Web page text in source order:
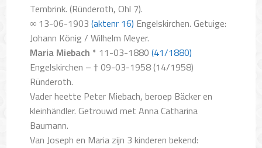
Tembrink. (Ründeroth, Ohl 7).
∞ 13-06-1903(aktenr 16) Engelskirchen. Getuige:
Johann König / Wilhelm Meyer.
Maria Miebach * 11-03-1880(41/1880)
Engelskirchen – † 09-03-1958 (14/1958)
Ründeroth.
Vader heette Peter Miebach, beroep Bäcker en
kleinhändler. Getrouwd met Anna Catharina
Baumann.
Van Joseph en Maria zijn 3 kinderen bekend: